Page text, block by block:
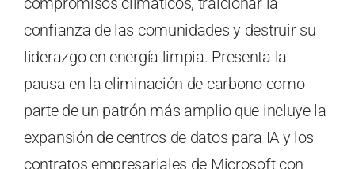
confianza de las comunidades y destruir su
liderazgo en energía limpia. Presenta la
pausa en la eliminación de carbono como
parte de un patrón más amplio que incluye la
expansión de centros de datos para IA y los
contratos empresariales de Microsoft con